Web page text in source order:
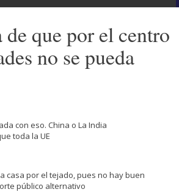
de que por el centro
no se pueda
con eso. China o La India
toda la UE
casa por el tejado, pues no hay buen
público alternativo